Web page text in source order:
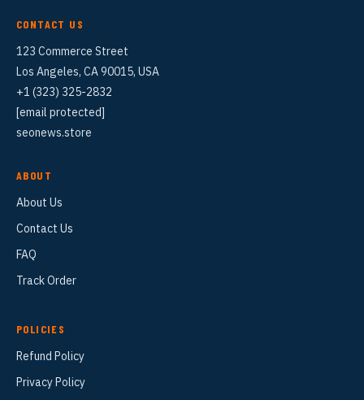
CONTACT US
123 Commerce Street
Los Angeles, CA 90015, USA
+1 (323) 325-2832
[email protected]
seonews.store
ABOUT
About Us
Contact Us
FAQ
Track Order
POLICIES
Refund Policy
Privacy Policy